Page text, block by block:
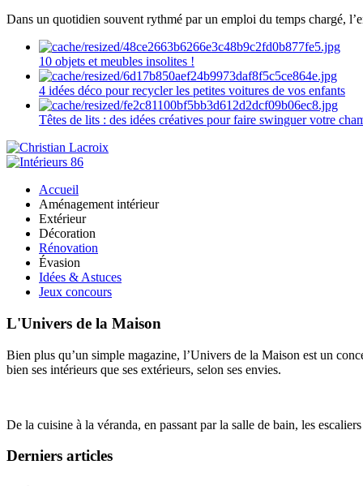
Dans un quotidien souvent rythmé par un emploi du temps chargé,
10 objets et meubles insolites !
4 idées déco pour recycler les petites voitures de vos enfants
Têtes de lits : des idées créatives pour faire swinguer votre
Accueil
Aménagement intérieur
Extérieur
Décoration
Rénovation
Évasion
Idées & Astuces
Jeux concours
L'Univers de la Maison
Bien plus qu’un simple magazine, l’Univers de la Maison est un
bien ses intérieurs que ses extérieurs, selon ses envies.
De la cuisine à la véranda, en passant par la salle de bain, les
Derniers articles